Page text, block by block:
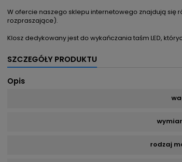
W ofercie naszego sklepu internetowego znajdują się
rozpraszające).
Klosz dedykowany jest do wykańczania taśm LED,
SZCZEGÓŁY PRODUKTU
Opis
rodzaj